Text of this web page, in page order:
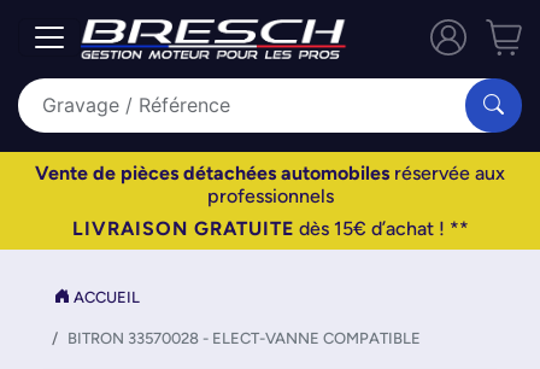
Vente de pièces détachées automobiles réservée aux
professionnels
LIVRAISON GRATUITE dès 15€ d’achat ! **
ACCUEIL
BITRON 33570028 - ELECT-VANNE COMPATIBLE